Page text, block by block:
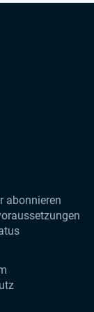
abonnieren